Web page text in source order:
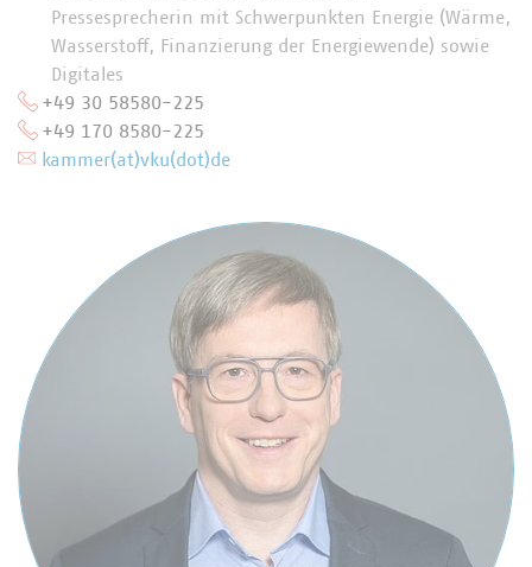
Pressesprecherin mit Schwerpunkten Energie (Wärme,
Wasserstoff, Finanzierung der Energiewende) sowie
Digitales
+49 30 58580-225
+49 170 8580-225
kammer(at)vku(dot)de